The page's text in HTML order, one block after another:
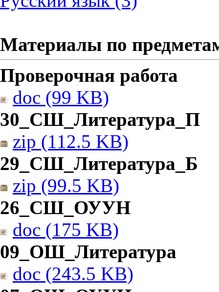
Материалы по
Проверочная работа
doc (99 KB)
30_СШ_Литература_П
zip (112.5 KB)
29_СШ_Литература_Б
zip (99.5 KB)
26_СШ_ОУУН
doc (175 KB)
09_ОШ_Литература
doc (243.5 KB)